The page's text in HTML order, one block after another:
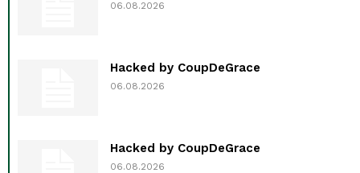
06.08.2026
Hacked by CoupDeGrace
06.08.2026
Hacked by CoupDeGrace
06.08.2026